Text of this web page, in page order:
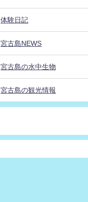
体験日記
宮古島NEWS
宮古島の水中生物
宮古島の観光情報